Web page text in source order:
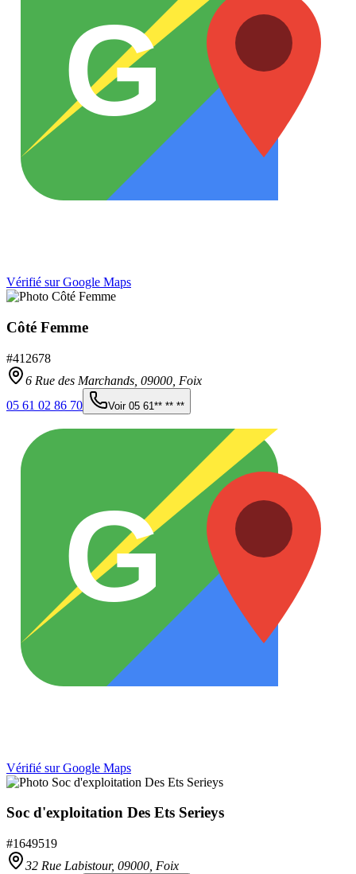
G
Vérifié sur Google Maps
Côté Femme
#412678
6 Rue des Marchands, 09000 Foix
05 61 02 86 70
Voir 05 61** ** **
G
Vérifié sur Google Maps
Soc d'exploitation Des Ets Serieys
#1649519
32 Rue Labistour, 09000 Foix